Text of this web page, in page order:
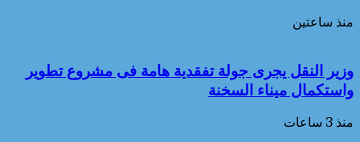
منذ ساعتين
وزير النقل يجرى جولة تفقدية هامة فى مشروع تطوير
واستكمال ميناء السخنة
منذ 3 ساعات